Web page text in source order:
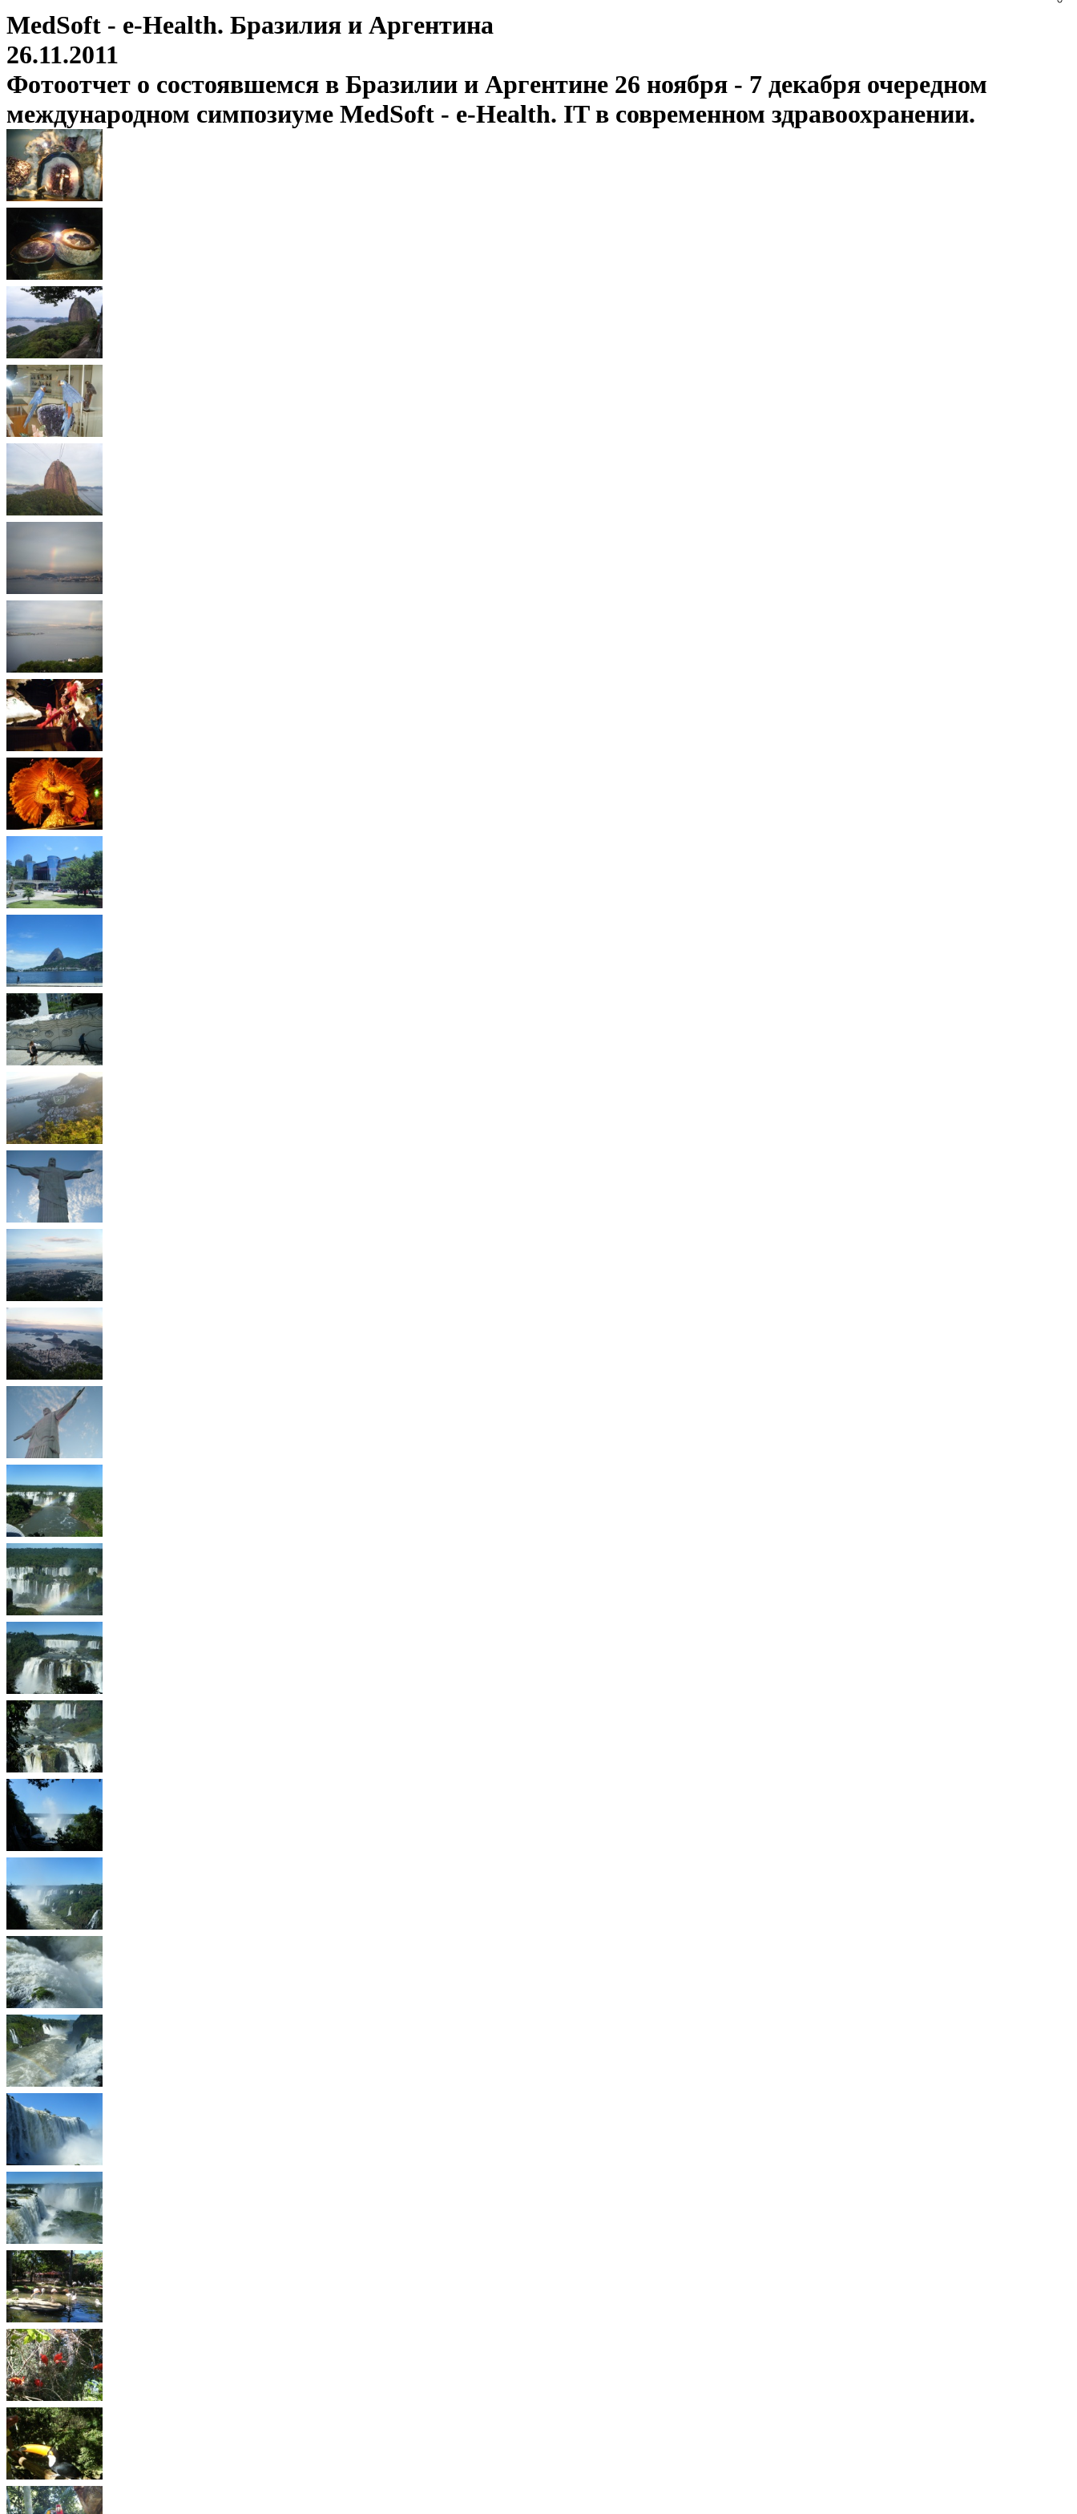
MedSoft - e-Health. Бразилия и Аргентина
26.11.2011
Фотоотчет о состоявшемся в Бразилии и Аргентине 26 ноября - 7 декабря очередном
международном симпозиуме MedSoft - e-Health. IT в современном здравоохранении.